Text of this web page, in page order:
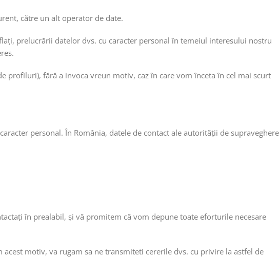
către un alt operator de date.
prelucrării datelor dvs. cu caracter personal în temeiul interesului nostru
profiluri), fără a invoca vreun motiv, caz în care vom înceta în cel mai scurt
personal. În România, datele de contact ale autorității de supraveghere
în prealabil, și vă promitem că vom depune toate eforturile necesare
motiv, va rugam sa ne transmiteti cererile dvs. cu privire la astfel de